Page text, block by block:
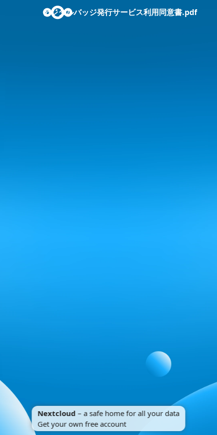
デジタルバッジ発行サービス利用同意書.pdf
Nextcloud – a safe home for all your data
Get your own free account